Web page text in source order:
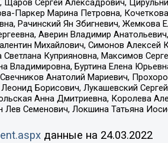
Сергей Алексадрович,
Паркер Марина Петровна,
Рачинский Ян Збигневич,
Аверин Владимир
Михайлович, Симонов Алексей
Куприяновна, Максимов
Владимировна, Буртина Елена
Анатолий Мариевич,
Борисович, Лукашевский
Анна Дмитриевна, Королева
Лев Семенович, Локшина Татьяна
данные на 24.03.2022